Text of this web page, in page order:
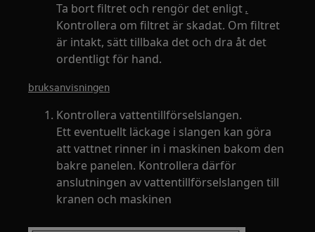
Ta bort filtret och rengör det enligt.
Kontrollera om filtret är skadat. Om filtret
är intakt, sätt tillbaka det och dra åt det
ordentligt för hand.
bruksanvisningen
Kontrollera vattentillförselslangen.
Ett eventuellt läckage i slangen kan göra
att vattnet rinner in i maskinen bakom den
bakre panelen. Kontrollera därför
anslutningen av vattentillförselslangen till
kranen och maskinen